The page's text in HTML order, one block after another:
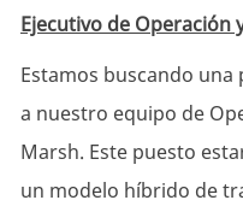
Ejecutivo de Operación
Estamos buscando
a nuestro equipo de
Marsh. Este puesto
un modelo híbrido de